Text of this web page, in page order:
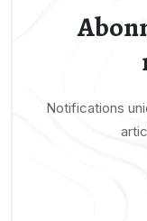
Notifications